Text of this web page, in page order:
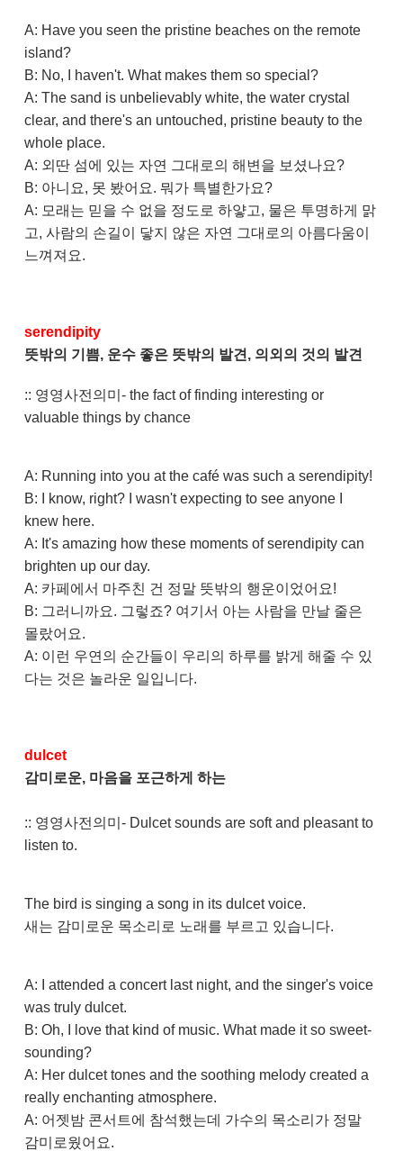
A: Have you seen the pristine beaches on the remote
island?
B: No, I haven't. What makes them so special?
A: The sand is unbelievably white, the water crystal
clear, and there's an untouched, pristine beauty to the
whole place.
A: 외딴 섬에 있는 자연 그대로의 해변을 보셨나요?
B: 아니요, 못 봤어요. 뭐가 특별한가요?
A: 모래는 믿을 수 없을 정도로 하얗고, 물은 투명하게 맑
고, 사람의 손길이 닿지 않은 자연 그대로의 아름다움이
느껴져요.
serendipity
뜻밖의 기쁨, 운수 좋은 뜻밖의 발견, 의외의 것의 발견
:: 영영사전의미- the fact of finding interesting or
valuable things by chance
A: Running into you at the café was such a serendipity!
B: I know, right? I wasn't expecting to see anyone I
knew here.
A: It's amazing how these moments of serendipity can
brighten up our day.
A: 카페에서 마주친 건 정말 뜻밖의 행운이었어요!
B: 그러니까요. 그렇죠? 여기서 아는 사람을 만날 줄은
몰랐어요.
A: 이런 우연의 순간들이 우리의 하루를 밝게 해줄 수 있
다는 것은 놀라운 일입니다.
dulcet
감미로운, 마음을 포근하게 하는
:: 영영사전의미- Dulcet sounds are soft and pleasant to
listen to.
The bird is singing a song in its dulcet voice.
새는 감미로운 목소리로 노래를 부르고 있습니다.
A: I attended a concert last night, and the singer's voice
was truly dulcet.
B: Oh, I love that kind of music. What made it so sweet-
sounding?
A: Her dulcet tones and the soothing melody created a
really enchanting atmosphere.
A: 어젯밤 콘서트에 참석했는데 가수의 목소리가 정말
감미로웠어요.